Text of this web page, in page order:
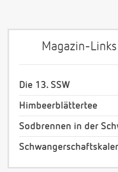
Magazin-
Die 13. SSW
Himbeerblättertee
Sodbrennen in der